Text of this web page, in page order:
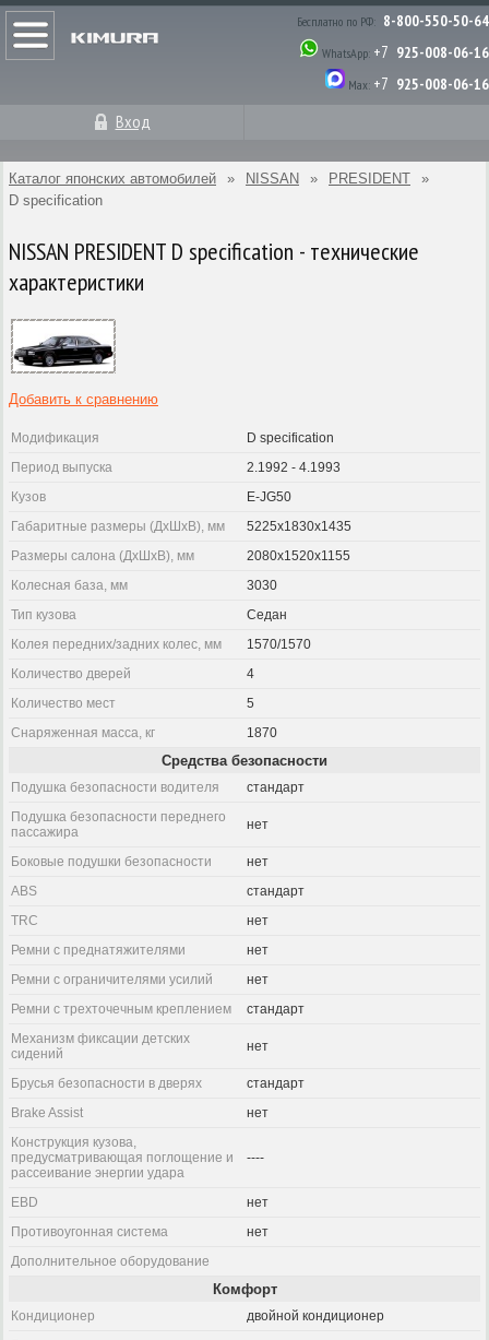
Бесплатно по РФ: 8-800-550-50-64
WhatsApp: +7 925-008-06-16
Max: +7 925-008-06-16
Вход
Каталог японских автомобилей » NISSAN » PRESIDENT
»
D specification
NISSAN PRESIDENT D specification - технические
характеристики
Добавить к сравнению
Модификация
D specification
Период выпуска
2.1992 - 4.1993
Кузов
E-JG50
Габаритные размеры (ДхШхВ), мм
5225x1830x1435
Размеры салона (ДхШхВ), мм
2080x1520x1155
Колесная база, мм
3030
Тип кузова
Седан
Колея передних/задних колес, мм
1570/1570
Количество дверей
4
Количество мест
5
Снаряженная масса, кг
1870
Средства безопасности
Подушка безопасности водителя
стандарт
Подушка безопасности переднего
пассажира
нет
Боковые подушки безопасности
нет
ABS
стандарт
TRC
нет
Ремни с преднатяжителями
нет
Ремни с ограничителями усилий
нет
Ремни с трехточечным креплением
стандарт
Механизм фиксации детских
сидений
нет
Брусья безопасности в дверях
стандарт
Brake Assist
нет
Конструкция кузова,
предусматривающая поглощение и
рассеивание энергии удара
----
EBD
нет
Противоугонная система
нет
Дополнительное оборудование
Комфорт
Кондиционер
двойной кондиционер